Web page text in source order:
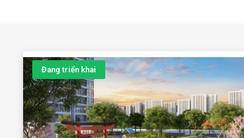
Đang triển khai